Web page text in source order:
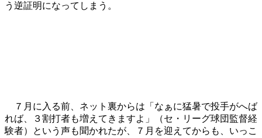
う逆証明になってしまう。
７月に入る前、ネット裏からは「なぁに猛暑で投手がへば
れば、３割打者も増えてきますよ」（セ・リーグ球団監督経
験者）という声も聞かれたが、７月を迎えてからも、いっこ